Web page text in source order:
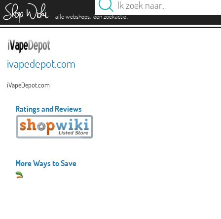
alle webshops. één zoekactie.
ivapedepot.com
iVapeDepot.com
Ratings and Reviews
More Ways to Save